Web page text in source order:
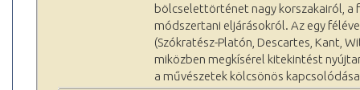
bölcselettörténet nagy korszakairól,
módszertani eljárásokról. Az egy
(Szókratész-Platón, Descartes, Kant,
miközben megkísérel kitekintést
a művészetek kölcsönös